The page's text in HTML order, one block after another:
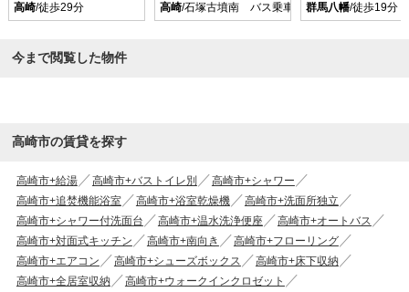
高崎/徒歩29分
高崎/石塚古墳南 バス乗車時間22分 停歩12分
群馬八幡/徒歩19分
今まで閲覧した物件
高崎市の賃貸を探す
高崎市+給湯 高崎市+バストイレ別
高崎市+シャワー
高崎市+追焚機能浴室
高崎市+浴室乾燥機
高崎市+洗面所独立
高崎市+シャワー付洗面台
高崎市+温水洗浄便座
高崎市+オートバス
高崎市+対面式キッチン
高崎市+南向き
高崎市+フローリング
高崎市+エアコン
高崎市+シューズボックス
高崎市+床下収納
高崎市+全居室収納
高崎市+ウォークインクロゼット